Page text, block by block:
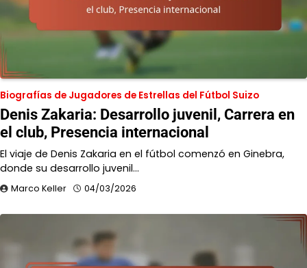
Biografías de Jugadores de Estrellas del Fútbol Suizo
Denis Zakaria: Desarrollo juvenil, Carrera en
el club, Presencia internacional
El viaje de Denis Zakaria en el fútbol comenzó en Ginebra,
donde su desarrollo juvenil…
Marco Keller 04/03/2026